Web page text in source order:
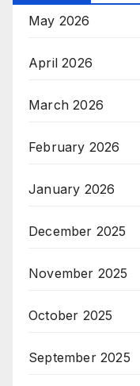
May 2026
April 2026
March 2026
February 2026
January 2026
December 2025
November 2025
October 2025
September 2025